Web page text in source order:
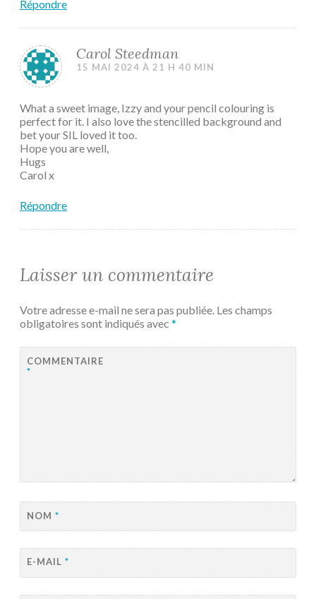
Répondre
Carol Steedman
15 MAI 2024 À 21 H 40 MIN
What a sweet image, Izzy and your pencil colouring is
perfect for it. I also love the stencilled background and
bet your SIL loved it too.
Hope you are well,
Hugs
Carol x
Répondre
Laisser un commentaire
Votre adresse e-mail ne sera pas publiée. Les champs
obligatoires sont indiqués avec *
COMMENTAIRE
*
NOM *
E-MAIL *